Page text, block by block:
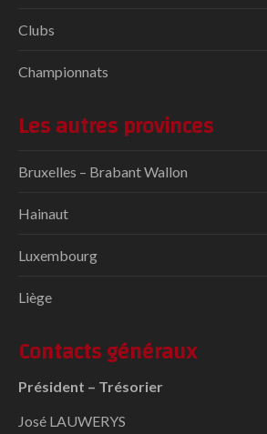
Clubs
Championnats
Les autres provinces
Bruxelles – Brabant Wallon
Hainaut
Luxembourg
Liège
Contacts généraux
Président – Trésorier
José LAUWERYS